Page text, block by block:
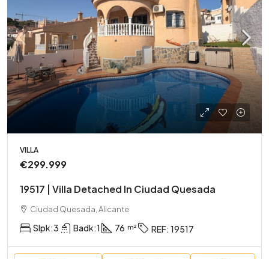
VILLA
€299.999
19517 | Villa Detached In Ciudad Quesada
Ciudad Quesada, Alicante
Slpk:3 Badk:1 76 REF: 19517